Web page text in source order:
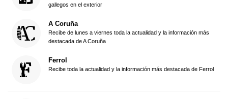
gallegos en el exterior
A Coruña
Recibe de lunes a viernes toda la actualidad y la información más
destacada de A Coruña
Ferrol
Recibe toda la actualidad y la información más destacada de Ferrol